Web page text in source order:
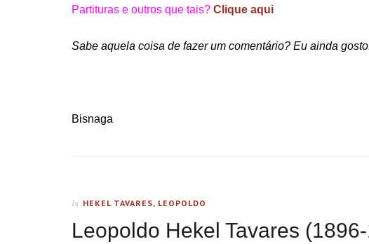
Partituras e outros que tais? Clique aqui
Sabe aquela coisa de fazer um comentário? Eu ainda
Bisnaga
In HEKEL TAVARES, LEOPOLDO
Leopoldo Hekel Tavares